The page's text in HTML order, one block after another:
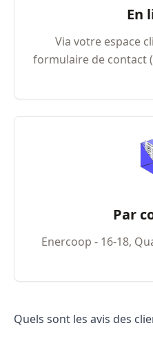
En
Via votre espace
formulaire de contact
Par
Enercoop - 16-18,
Quels sont les avis des